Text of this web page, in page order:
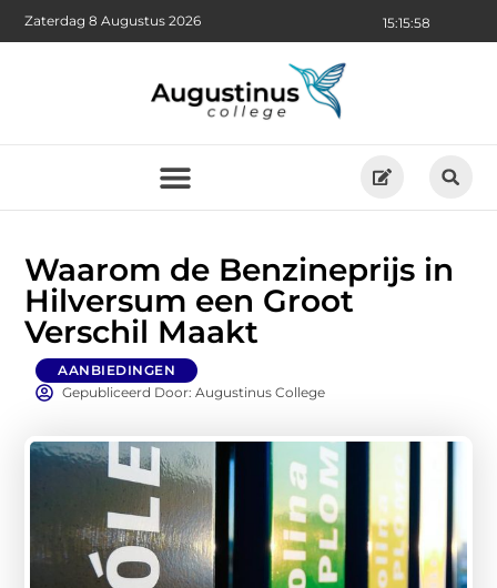
15:16:00
Zaterdag 8 Augustus 2026
Waarom de Benzineprijs in
Hilversum een Groot
Verschil Maakt
AANBIEDINGEN
Gepubliceerd Door: Augustinus College